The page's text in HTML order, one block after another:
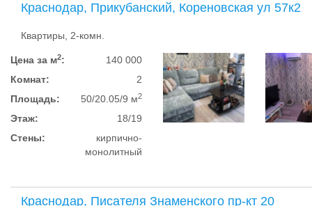
Краснодар, Прикубанский, Кореновская ул 57к2
Квартиры, 2-комн.
Цена за м2:
140 000
Комнат:
2
Площадь:
50/20.05/9 м2
Этаж:
18/19
Стены:
кирпично-
монолитный
Краснодар, Писателя Знаменского пр-кт 20